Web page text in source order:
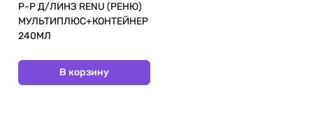
Р-Р Д/ЛИНЗ RENU (РЕНЮ)
МУЛЬТИПЛЮС+КОНТЕЙНЕР
240МЛ
В корзину